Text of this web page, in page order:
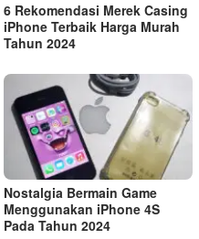
6 Rekomendasi Merek Casing
iPhone Terbaik Harga Murah
Tahun 2024
Nostalgia Bermain Game
Menggunakan iPhone 4S
Pada Tahun 2024